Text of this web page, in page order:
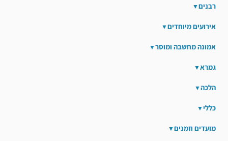
רבנים
אירועים מיוחדים
אמונה מחשבה ומוסר
גמרא
הלכה
כללי
מועדים וזמנים